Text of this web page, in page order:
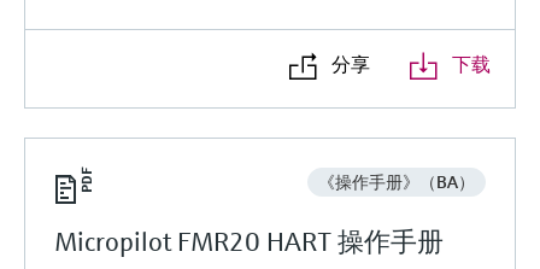
分享 下载
《操作手册》（BA）
Micropilot FMR20 HART 操作手册